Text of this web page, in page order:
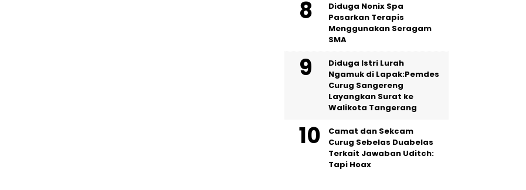
‎Diduga Nonix Spa
Pasarkan Terapis
Menggunakan Seragam
SMA
‎Diduga Istri Lurah
Ngamuk di Lapak:Pemdes
Curug Sangereng
Layangkan Surat ke
Walikota Tangerang
Camat dan Sekcam
Curug Sebelas Duabelas
Terkait Jawaban Uditch:
Tapi Hoax